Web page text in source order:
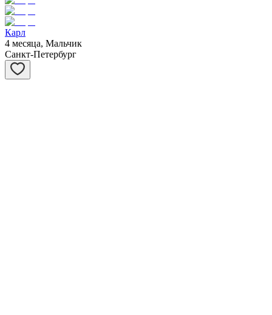
Карл
4 месяца, Мальчик
Санкт-Петербург